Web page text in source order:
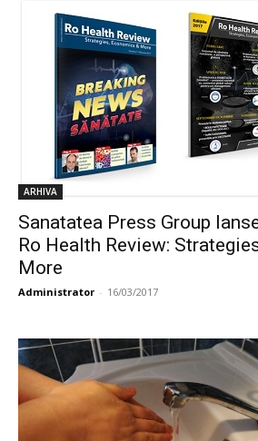
ARHIVA
Sanatatea Press Group
Ro Health Review:
More
Administrator - 16/03/2017